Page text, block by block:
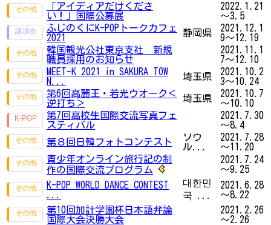
「アイディアだけくださ
い！」国際公募展
2022.1.21
～3.5
ふじのくにK-POPトークカフェ
2021
静岡県
2021.12.1
9～12.19
韓国観光公社東京支社 新規
職員採用のお知らせ
2021.11.1
7～12.10
MEET-K 2021 in SAKURA TOW
N...
埼玉県
2021.10.2
3～10.24
第6回高麗王・若光ウオーク＜
逆打ち＞
埼玉県
2021.10.7
～10.10
第7回高校生国際交流写真フェ
スティバル
2021.7.30
～8.4
第８回日韓フォトコンテスト
ソウ
ル...
2021.7.28
～11.20
青少年オンライン旅行記の制
作の国際交流プログラム
2021.7.24
～9.25
K-POP WORLD DANCE CONTEST
대한민
국 ...
2021.6.28
～8.22
第10回加計学園杯日本語弁論
国際大会決勝大会
2021.2.26
～2.26